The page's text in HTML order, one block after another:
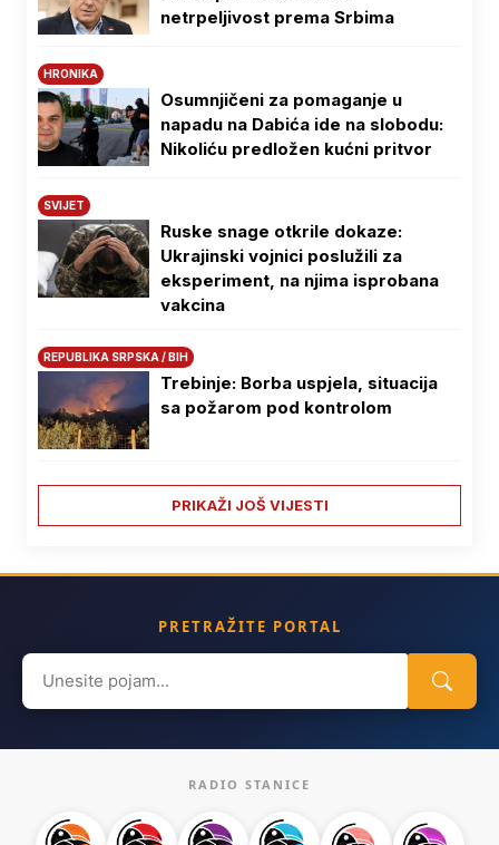
netrpeljivost prema Srbima
HRONIKA
Osumnjičeni za pomaganje u
napadu na Dabića ide na slobodu:
Nikoliću predložen kućni pritvor
SVIJET
Ruske snage otkrile dokaze:
Ukrajinski vojnici poslužili za
eksperiment, na njima isprobana
vakcina
REPUBLIKA SRPSKA / BIH
Trebinje: Borba uspjela, situacija
sa požarom pod kontrolom
PRIKAŽI JOŠ VIJESTI
PRETRAŽITE PORTAL
Search
for:
RADIO STANICE